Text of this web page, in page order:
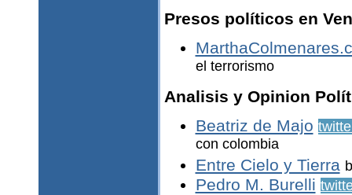
Presos políticos en
el terrorismo
Analisis y Opinion
Beatriz de Majo
con colombia
Entre Cielo y Tierra
Pedro M. Burelli